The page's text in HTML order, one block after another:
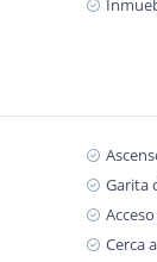
Garita
Cerca